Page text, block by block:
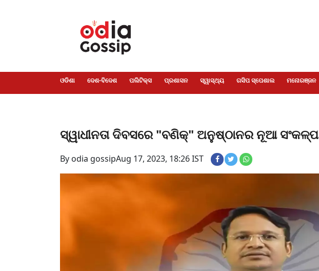
ଓଡିଶା ଦେଶ-ବିଦେଶ ପଲିଟିକ୍ସ ପ୍ରଶାସନ ସ୍ୱାସ୍ଥ୍ୟ ଗସିପ ସ୍ପେଶାଲ ମନୋରଞ୍ଜନ
ସ୍ୱାଧୀନତା ଦିବସରେ "ବଣିକ୍‌" ଅନୁଷ୍ଠାନର ନୂଆ ସଂକଳ୍ପ
By odia gossipAug 17, 2023, 18:26 IST